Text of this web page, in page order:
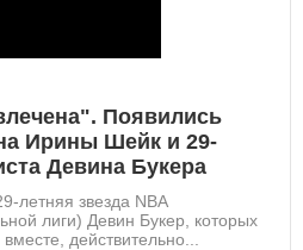
Появились
Ирины Шейк и 29-
Девина Букера
летняя звезда NBA
лиги) Девин Букер, которых
действительно...